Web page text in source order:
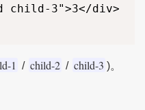
child-3">3</div>
1 / child-2 / child-3 )。